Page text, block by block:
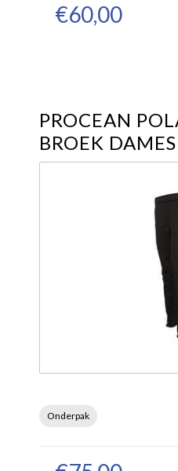
€60,00
PROCEAN
BROEK DAMES
Onderpak